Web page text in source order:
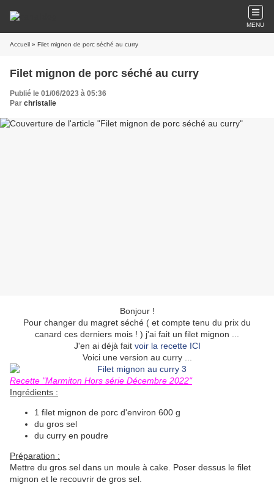
MENU
Accueil » Filet mignon de porc séché au curry
Filet mignon de porc séché au curry
Publié le 01/06/2023 à 05:36
Par christalie
Bonjour !
Pour changer du magret séché ( et compte tenu du prix du
canard ces derniers mois ! ) j'ai fait un filet mignon ...
J'en ai déjà fait voir la recette ICI
Voici une version au curry ...
Recette "Marmiton Hors série Décembre 2022"
Ingrédients :
1 filet mignon de porc d'environ 600 g
du gros sel
du curry en poudre
Préparation :
Mettre du gros sel dans un moule à cake. Poser dessus le filet
mignon et le recouvrir de gros sel.